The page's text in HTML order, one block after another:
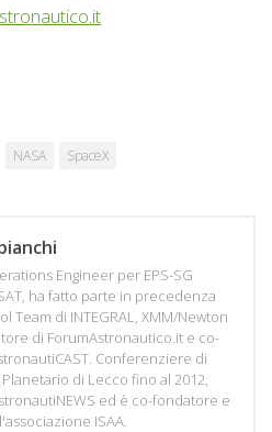
NASA SpaceX
Engineer per EPS-SG
ha fatto parte in precedenza
Team di INTEGRAL, XMM/Newton
di ForumAstronautico.it e co-
Conferenziere di
di Lecco fino al 2012,
ed è co-fondatore e
ISAA.